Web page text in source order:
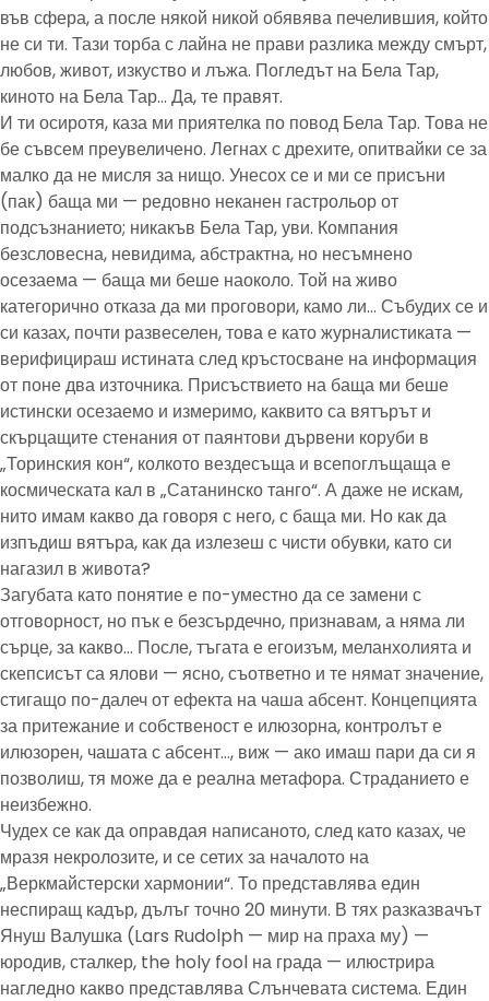
във сфера, а после някой никой обявява печелившия, който
не си ти. Тази торба с лайна не прави разлика между смърт,
любов, живот, изкуство и лъжа. Погледът на Бела Тар,
киното на Бела Тар… Да, те правят.
И ти осиротя, каза ми приятелка по повод Бела Тар. Това не
бе съвсем преувеличено. Легнах с дрехите, опитвайки се за
малко да не мисля за нищо. Унесох се и ми се присъни
(пак) баща ми — редовно неканен гастрольор от
подсъзнанието; никакъв Бела Тар, уви. Компания
безсловесна, невидима, абстрактна, но несъмнено
осезаема — баща ми беше наоколо. Той на живо
категорично отказа да ми проговори, камо ли… Събудих се и
си казах, почти развеселен, това е като журналистиката —
верифицираш истината след кръстосване на информация
от поне два източника. Присъствието на баща ми беше
истински осезаемо и измеримо, каквито са вятърът и
скърцащите стенания от паянтови дървени коруби в
„Торинския кон“, колкото вездесъща и всепоглъщаща е
космическата кал в „Сатанинско танго“. А даже не искам,
нито имам какво да говоря с него, с баща ми. Но как да
изпъдиш вятъра, как да излезеш с чисти обувки, като си
нагазил в живота?
Загубата като понятие е по-уместно да се замени с
отговорност, но пък е безсърдечно, признавам, а няма ли
сърце, за какво… После, тъгата е егоизъм, меланхолията и
скепсисът са ялови — ясно, съответно и те нямат значение,
стигащо по-далеч от ефекта на чаша абсент. Концепцията
за притежание и собственост е илюзорна, контролът е
илюзорен, чашата с абсент…, виж — ако имаш пари да си я
позволиш, тя може да е реална метафора. Страданието е
неизбежно.
Чудех се как да оправдая написаното, след като казах, че
мразя некролозите, и се сетих за началото на
„Веркмайстерски хармонии“. То представлява един
неспиращ кадър, дълъг точно 20 минути. В тях разказвачът
Януш Валушка (Lars Rudolph — мир на праха му) —
юродив, сталкер, the holy fool на града — илюстрира
нагледно какво представлява Слънчевата система. Един